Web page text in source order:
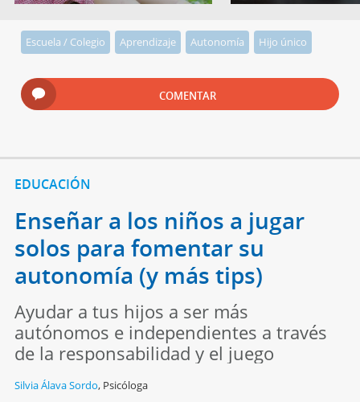
Escuela / Colegio Aprendizaje Autonomía Hijo único
COMENTAR
EDUCACIÓN
Enseñar a los niños a jugar
solos para fomentar su
autonomía (y más tips)
Ayudar a tus hijos a ser más
autónomos e independientes a través
de la responsabilidad y el juego
Silvia Álava Sordo, Psicóloga